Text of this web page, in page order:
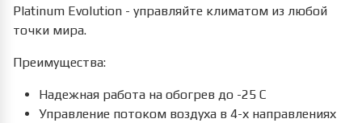
Platinum Evolution - управляйте климатом из любой
точки мира.
Преимущества:
Надежная работа на обогрев до -25 С
Управление потоком воздуха в 4-х направлениях